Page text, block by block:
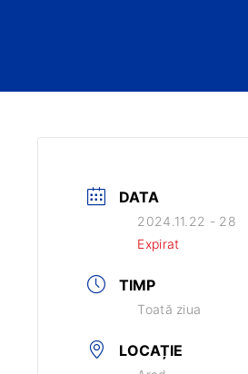
DATA
2024.11.22 - 28
Expirat
TIMP
Toată ziua
LOCAȚIE